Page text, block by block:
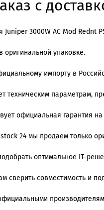
с
Juniper 3000W AC Mod Rednt
оригинальной упаковке.
импорту в
техническим параметрам,
официальная гарантия
24 мы продаем только
оптимальное IT-
сверить совместимость и